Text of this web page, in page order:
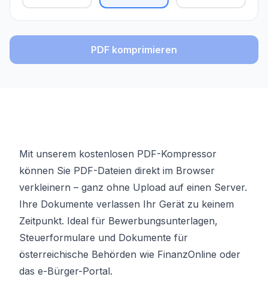
PDF komprimieren
Mit unserem kostenlosen PDF-Kompressor
können Sie PDF-Dateien direkt im Browser
verkleinern – ganz ohne Upload auf einen Server.
Ihre Dokumente verlassen Ihr Gerät zu keinem
Zeitpunkt. Ideal für Bewerbungsunterlagen,
Steuerformulare und Dokumente für
österreichische Behörden wie FinanzOnline oder
das e-Bürger-Portal.